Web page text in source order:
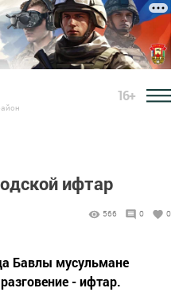
16+
ифтар
566 0 0
Бавлы мусульмане
- ифтар.